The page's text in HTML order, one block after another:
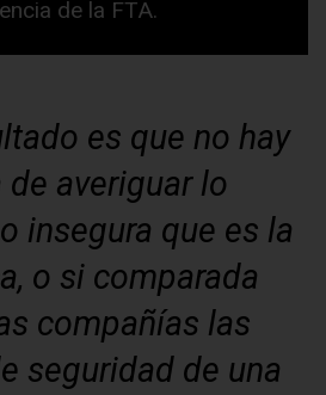
de la FTA.
es que no hay
de averiguar lo
insegura que es la
o si comparada
compañías las
seguridad de una